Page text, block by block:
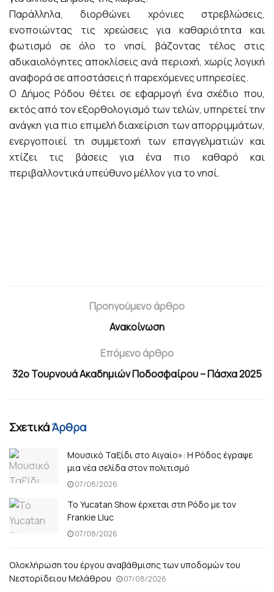
Παράλληλα, διορθώνει χρόνιες στρεβλώσεις,
ενοποιώντας τις χρεώσεις για καθαριότητα και
φωτισμό σε όλο το νησί, βάζοντας τέλος στις
αδικαιολόγητες αποκλίσεις ανά περιοχή, χωρίς λογική
αναφορά σε αποστάσεις ή παρεχόμενες υπηρεσίες.
Ο Δήμος Ρόδου θέτει σε εφαρμογή ένα σχέδιο που,
εκτός από τον εξορθολογισμό των τελών, υπηρετεί την
ανάγκη για πιο επιμελή διαχείριση των απορριμμάτων,
ενεργοποιεί τη συμμετοχή των επαγγελματιών και
χτίζει τις βάσεις για ένα πιο καθαρό και
περιβαλλοντικά υπεύθυνο μέλλον για το νησί.
Προηγούμενο άρθρο
Ανακοίνωση
Επόμενο άρθρο
32ο Τουρνουά Ακαδημιών Ποδοσφαίρου – Πάσχα 2025
ΣχετικάΆρθρα
Μουσικό Ταξίδι στο Αιγαίο»: Η Ρόδος έγραψε
μια νέα σελίδα στον πολιτισμό
07/08/2026
Το Yucatan Show έρχεται στη Ρόδο με τον
Frankie Lluc
07/08/2026
Ολοκλήρωση του έργου αναβάθμισης των υποδομών του
Νεστορίδειου Μελάθρου
07/08/2026